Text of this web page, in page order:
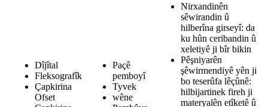
Dîjîtal
Fleksografîk
Çapkirina
Ofset
Paçê
pemboyî
Tyvek
wêne
Nirxandinên
sêwirandin û
hilberîna girseyî: da
ku hûn ceribandin û
xeletiyê ji bîr bikin
Pêşniyarên
şêwirmendiyê yên ji
bo teserûfa lêçûnê:
hilbijartinek fireh ji
materyalên etîketê û